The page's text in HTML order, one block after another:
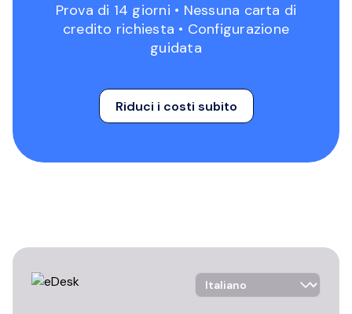
Prova di 14 giorni • Nessuna carta di
credito richiesta • Configurazione
guidata
Riduci i costi subito
Language Selector